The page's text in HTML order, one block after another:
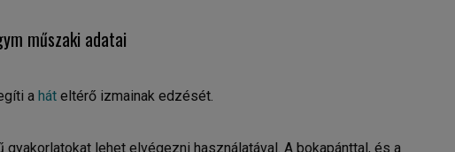
műszaki adatai
a hát eltérő izmainak edzését.
lehet elvégezni használatával. A bokapánttal, és a